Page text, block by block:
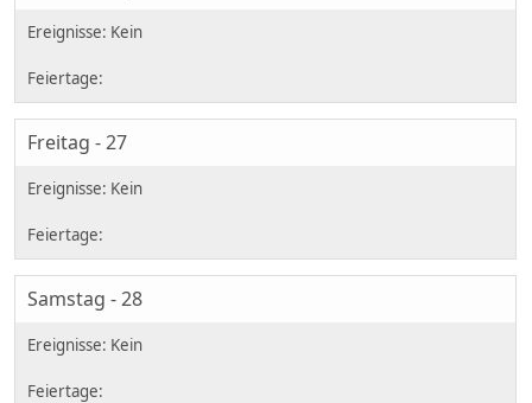
Freitag - 27
Samstag - 28